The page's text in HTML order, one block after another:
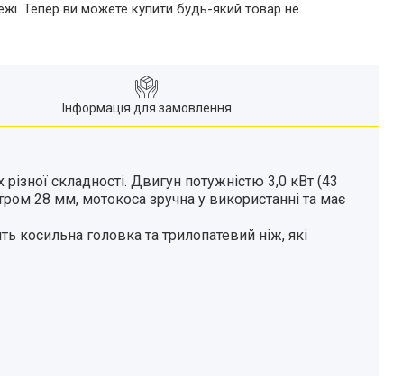
Тепер ви можете купити будь-який товар не
Інформація для замовлення
складності. Двигун потужністю 3,0 кВт (43
28 мм, мотокоса зручна у використанні та має
головка та трилопатевий ніж, які